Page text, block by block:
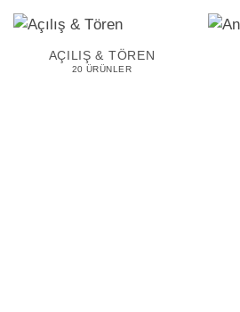
AÇILIŞ & TÖREN
20 ÜRÜNLER